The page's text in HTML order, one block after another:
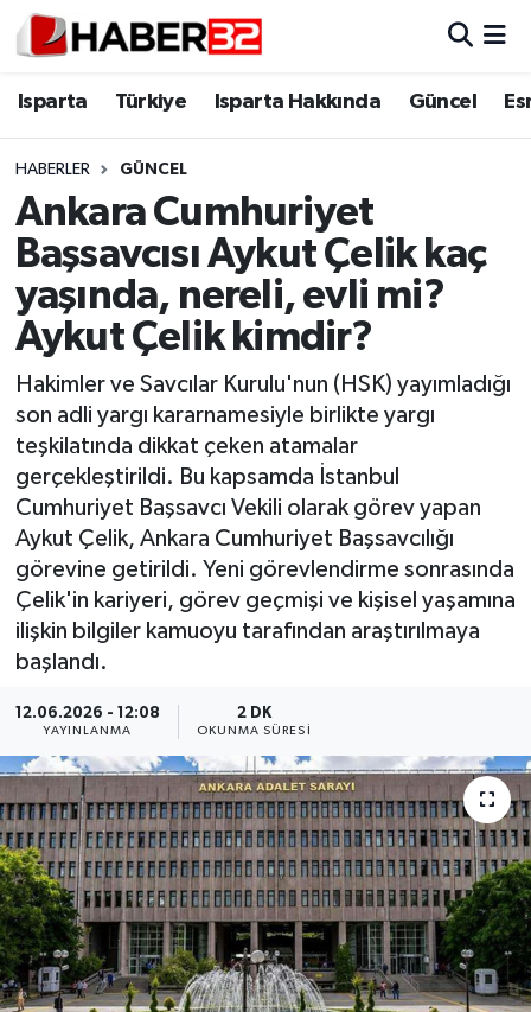
Isparta Türkiye Isparta Hakkında Güncel
HABERLER GÜNCEL
Ankara Cumhuriyet
Başsavcısı Aykut Çelik kaç
yaşında, nereli, evli mi?
Aykut Çelik kimdir?
Hakimler ve Savcılar Kurulu'nun (HSK) yayımladığı
son adli yargı kararnamesiyle birlikte yargı
teşkilatında dikkat çeken atamalar
gerçekleştirildi. Bu kapsamda İstanbul
Cumhuriyet Başsavcı Vekili olarak görev yapan
Aykut Çelik, Ankara Cumhuriyet Başsavcılığı
görevine getirildi. Yeni görevlendirme sonrasında
Çelik'in kariyeri, görev geçmişi ve kişisel yaşamına
ilişkin bilgiler kamuoyu tarafından araştırılmaya
başlandı.
12.06.2026 - 12:08
YAYINLANMA
2 DK
OKUNMA SÜRESI
Isparta
Esnaf Diyor ki;
ASAYİŞ
BİLİM VE TEKNOLOJİ
EĞİTİM
GENEL
Güncel
HABERDE İNSAN
İlginç
MAGAZİN
Oyun
POLİTİKA
RESMİ İLANLAR
SAĞLIK
Isparta Nöbetçi Eczaneler
Isparta Trafik Yoğunluk Haritası
Süper Lig Puan Durumu ve Fikstür
Tüm Manşetler
Son Dakika Haberleri
Haber Arşivi